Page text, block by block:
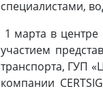
специалистами,
1 марта в
участием
транспорта, ГУП
компании